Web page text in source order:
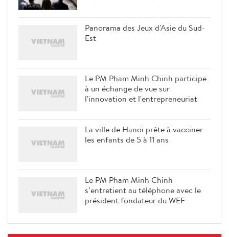
Panorama des Jeux d'Asie du Sud-
Est
Le PM Pham Minh Chinh participe
à un échange de vue sur
l'innovation et l'entrepreneuriat
La ville de Hanoi prête à vacciner
les enfants de 5 à 11 ans
Le PM Pham Minh Chinh
s’entretient au téléphone avec le
président fondateur du WEF